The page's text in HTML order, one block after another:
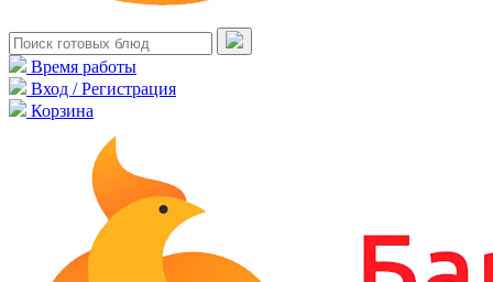
Время работы
Вход / Регистрация
Корзина